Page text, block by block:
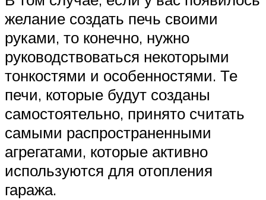
желание создать печь своими
руками, то конечно, нужно
руководствоваться некоторыми
тонкостями и особенностями. Те
печи, которые будут созданы
самостоятельно, принято считать
самыми распространенными
агрегатами, которые активно
используются для отопления
гаража.